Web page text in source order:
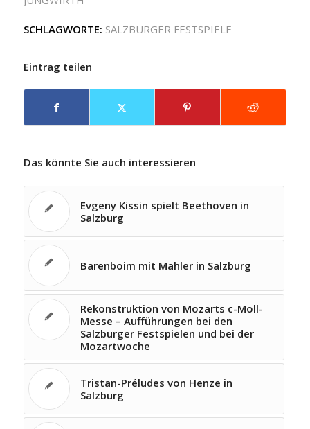
SCHLAGWORTE: SALZBURGER FESTSPIELE
Eintrag teilen
Das könnte Sie auch interessieren
Evgeny Kissin spielt Beethoven in
Salzburg
Barenboim mit Mahler in Salzburg
Rekonstruktion von Mozarts c-Moll-
Messe – Aufführungen bei den
Salzburger Festspielen und bei der
Mozartwoche
Tristan-Préludes von Henze in
Salzburg